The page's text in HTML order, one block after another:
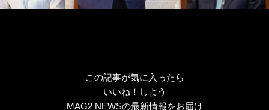
この記事が気に入ったら
いいね！しよう
MAG2 NEWSの最新情報をお届け